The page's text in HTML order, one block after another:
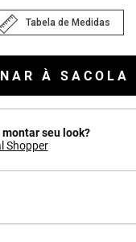
Tabela de Medidas
À SACOLA
seu look?
Shopper